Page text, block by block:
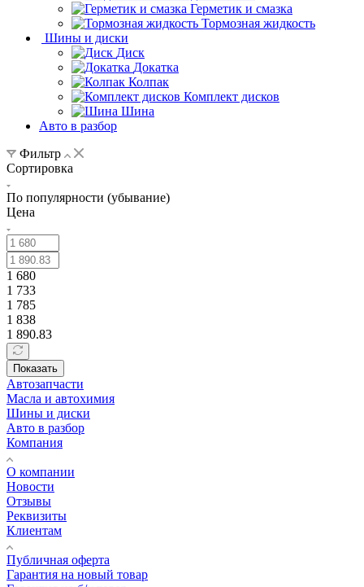
Герметик и смазка
Тормозная жидкость
Шины и диски
Диск
Докатка
Колпак
Комплект дисков
Шина
Авто в разбор
Фильтр
Сортировка
По популярности (убывание)
Цена
1 680
1 733
1 785
1 838
1 890.83
Показать
Автозапчасти
Масла и автохимия
Шины и диски
Авто в разбор
Компания
О компании
Новости
Отзывы
Реквизиты
Клиентам
Публичная оферта
Гарантия на новый товар